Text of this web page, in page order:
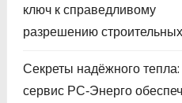
ключ к справедливому
разрешению
Секреты надёжного тепла:
сервис РС‑Энерго